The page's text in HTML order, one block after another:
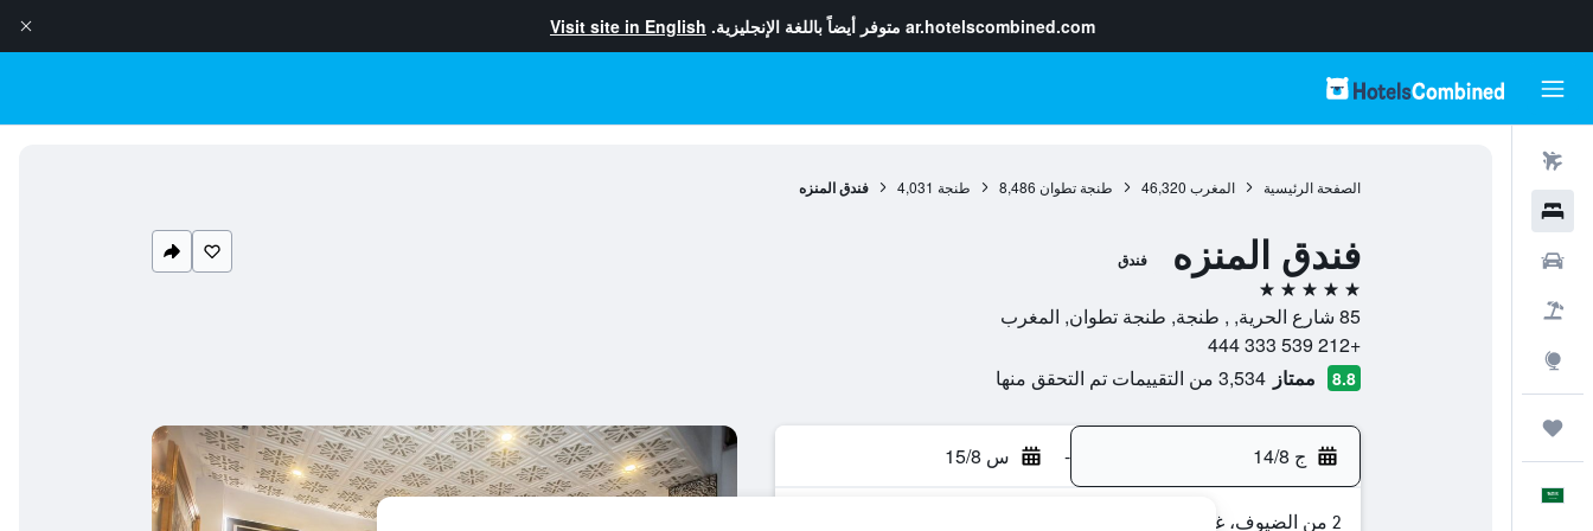
ar.hotelscombined.com متوفر أيضاً باللغة الإنجليزية. Visit site in English
الصفحة الرئيسية المغرب 46,320 طنجة تطوان 8,486 طنجة 4,031 فندق المنزه
فندق المنزه فندق
5 نجوم
85 شارع الحرية, , طنجة, طنجة تطوان, المغرب
+212 539 333 444
8.8 ممتاز 3,534 من التقييمات تم التحقق منها
ج 14/8 - س 15/8
2 من الضيوف، غرفة واحدة